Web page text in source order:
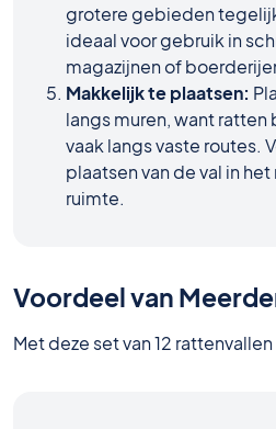
grotere gebieden
ideaal voor gebruik in
magazijnen of
Makkelijk te plaatsen:
langs muren, want
vaak langs vaste routes.
plaatsen van de val in
ruimte.
Voordeel van
Met deze set van 12 rattenvallen